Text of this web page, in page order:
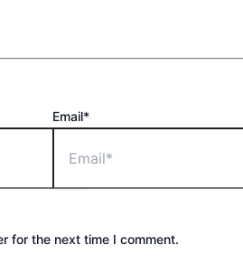
Email*
for the next time I comment.